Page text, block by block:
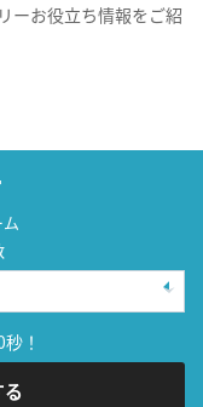
ーお役立ち情報をご紹
！